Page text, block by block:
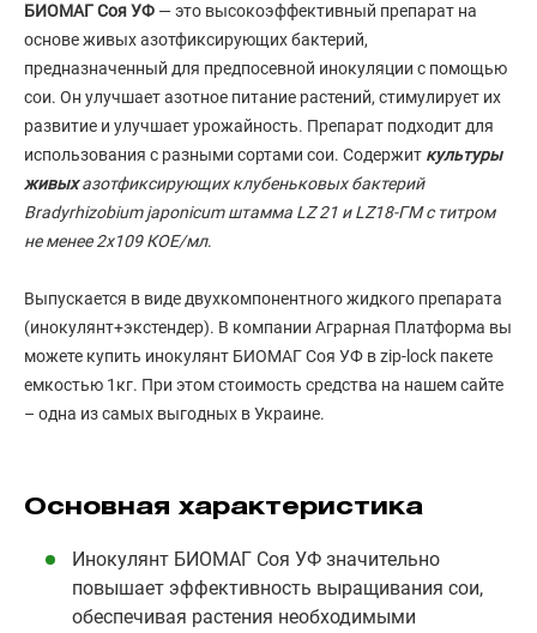
БИОМАГ Соя УФ — это высокоэффективный препарат на
основе живых азотфиксирующих бактерий,
предназначенный для предпосевной инокуляции с помощью
сои. Он улучшает азотное питание растений, стимулирует их
развитие и улучшает урожайность. Препарат подходит для
использования с разными сортами сои. Содержит культуры
живыхазотфиксирующих клубеньковых бактерий
Bradyrhizobium japonicum штамма LZ 21 и LZ18-ГМ с титром
не менее 2х109 КОЕ/мл.
Выпускается в виде двухкомпонентного жидкого препарата
(инокулянт+экстендер). В компании Аграрная Платформа вы
можете купить инокулянт БИОМАГ Соя УФ в zip-lock пакете
емкостью 1кг. При этом стоимость средства на нашем сайте
– одна из самых выгодных в Украине.
Основная характеристика
Инокулянт БИОМАГ Соя УФ значительно
повышает эффективность выращивания сои,
обеспечивая растения необходимыми